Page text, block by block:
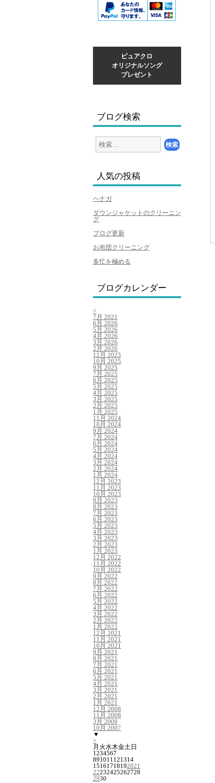
ピュアクロ
オリジナルソング
プレゼント
ブログ検索
検
索:
人気の投稿
ヘナガ
ダウンジャケットのクリーニン
グ
ブログ更新
お布団クリーニング
多忙を極める
ブログカレンダー
<
7月 2021
6月 2026
5月 2026
4月 2026
3月 2026
2月 2026
12月 2025
10月 2025
9月 2025
7月 2025
6月 2025
5月 2025
4月 2025
3月 2025
2月 2025
1月 2025
11月 2024
10月 2024
9月 2024
7月 2024
6月 2024
5月 2024
4月 2024
3月 2024
2月 2024
1月 2024
12月 2023
11月 2023
10月 2023
9月 2023
8月 2023
7月 2023
6月 2023
5月 2023
4月 2023
3月 2023
2月 2023
1月 2023
12月 2022
11月 2022
10月 2022
9月 2022
8月 2022
7月 2022
6月 2022
5月 2022
4月 2022
3月 2022
2月 2022
1月 2022
12月 2021
11月 2021
10月 2021
9月 2021
8月 2021
7月 2021
6月 2021
5月 2021
4月 2021
3月 2021
2月 2021
1月 2021
12月 2008
11月 2008
3月 2008
10月 2007
▼
>
月 火水木金土 日
1234567
891011121314
15161718192021
22232425262728
2930